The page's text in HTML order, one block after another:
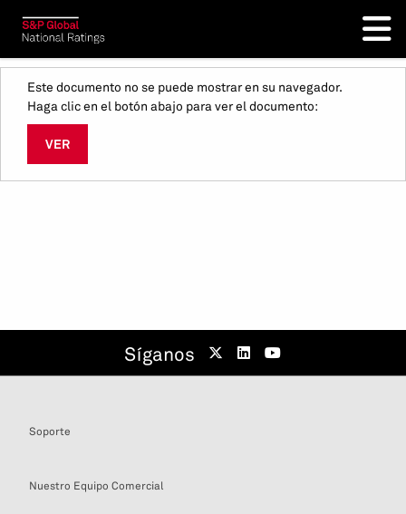
Este documento no se puede mostrar en su navegador.
Haga clic en el botón abajo para ver el documento:
VER
Síganos
Soporte
Nuestro Equipo Comercial